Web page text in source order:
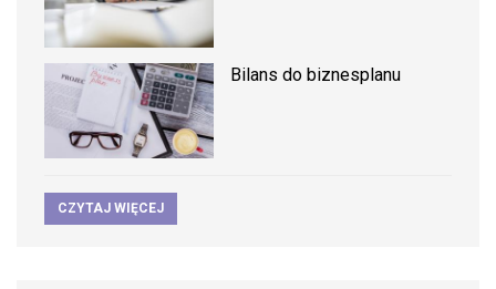
Bilans do biznesplanu
CZYTAJ WIĘCEJ